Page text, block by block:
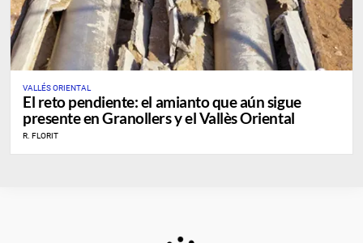
VALLÉS ORIENTAL
El reto pendiente: el amianto que aún sigue
presente en Granollers y el Vallès Oriental
R. FLORIT